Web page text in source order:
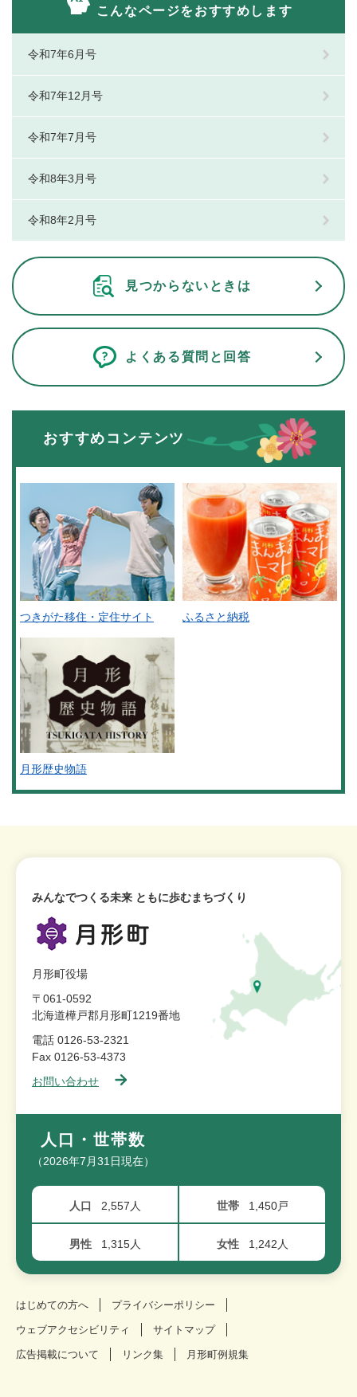
こんなページをおすすめします
令和7年6月号
令和7年12月号
令和7年7月号
令和8年3月号
令和8年2月号
見つからないときは
よくある質問と回答
おすすめコンテンツ
つきがた移住・定住サイト ふるさと納税
月形歴史物語
みんなでつくる未来 ともに歩むまちづくり
月形町役場
〒061-0592
北海道樺戸郡月形町1219番地
電話 0126-53-2321
Fax 0126-53-4373
お問い合わせ
人口・世帯数
（2026年7月31日現在）
人口 2,557人 世帯 1,450戸
男性 1,315人 女性 1,242人
はじめての方へ プライバシーポリシー
ウェブアクセシビリティ サイトマップ
広告掲載について リンク集 月形町例規集